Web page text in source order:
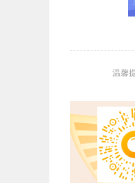
温馨